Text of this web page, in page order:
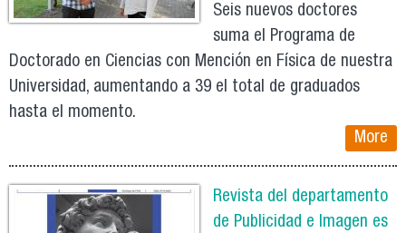
Seis nuevos doctores
suma el Programa de
Doctorado en Ciencias con Mención en Física de nuestra
Universidad, aumentando a 39 el total de graduados
hasta el momento.
More
Revista del departamento
de Publicidad e Imagen es